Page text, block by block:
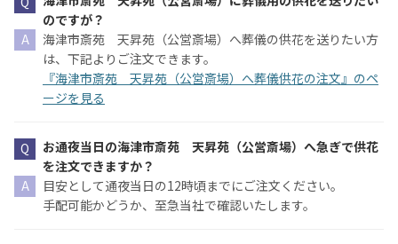
のですが？
海津市斎苑 天昇苑（公営斎場）へ葬儀の供花を送りたい方
は、下記よりご注文できます。
『海津市斎苑 天昇苑（公営斎場）へ葬儀供花の注文』のペ
ージを見る
お通夜当日の海津市斎苑 天昇苑（公営斎場）へ急ぎで供花
を注文できますか？
目安として通夜当日の12時頃までにご注文ください。
手配可能かどうか、至急当社で確認いたします。